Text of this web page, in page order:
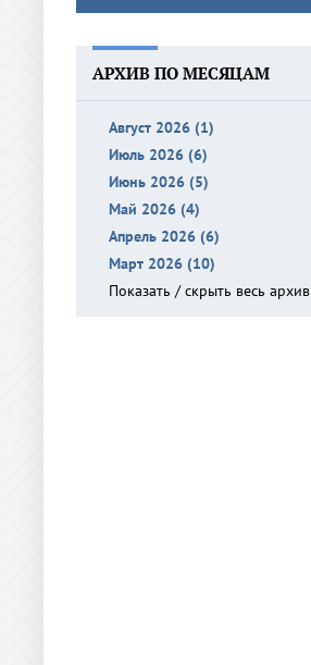
АРХИВ ПО МЕСЯЦАМ
Август 2026 (1)
Июль 2026 (6)
Июнь 2026 (5)
Май 2026 (4)
Апрель 2026 (6)
Март 2026 (10)
Показать / скрыть весь архив